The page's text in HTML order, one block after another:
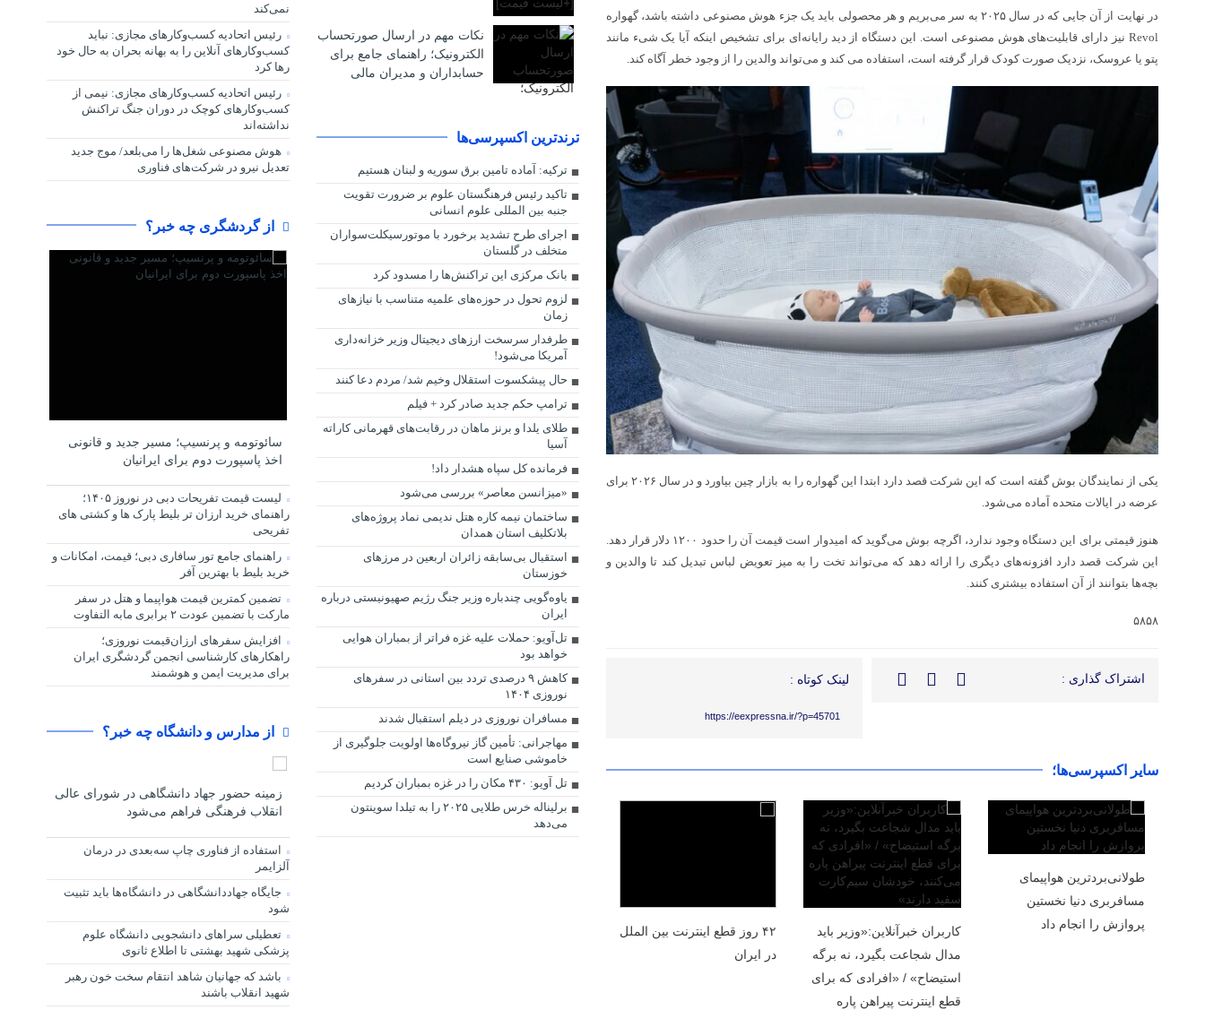
در نهایت از آن جایی که در سال ۲۰۲۵ به سر می‌بریم و هر محصولی باید یک جزء هوش مصنوعی داشته باشد، گهواره
Revol نیز دارای قابلیت‌های هوش مصنوعی است. این دستگاه از دید رایانه‌ای برای تشخیص اینکه آیا یک شیء مانند
پتو یا عروسک، نزدیک صورت کودک قرار گرفته است، استفاده می کند و می‌تواند والدین را از وجود خطر آگاه کند.
یکی از نمایندگان بوش گفته است که این شرکت قصد دارد ابتدا این گهواره را به بازار چین بیاورد و در سال ۲۰۲۶ برای
عرضه در ایالات متحده آماده می‌شود.
هنوز قیمتی برای این دستگاه وجود ندارد، اگرچه بوش می‌گوید که امیدوار است قیمت آن را حدود ۱۲۰۰ دلار قرار دهد.
این شرکت قصد دارد افزونه‌های دیگری را ارائه دهد که می‌تواند تخت را به میز تعویض لباس تبدیل کند تا والدین و
بچه‌ها بتوانند از آن استفاده بیشتری کنند.
۵۸۵۸
اشتراک گذاری : لینک کوتاه :
https://eexpressna.ir/?p=45701
سایر اکسپرسی‌ها؛
طولانی‌بردترین هواپیمای
مسافربری دنیا نخستین
پروازش را انجام داد
کاربران خبرآنلاین:«وزیر باید
مدال شجاعت بگیرد، نه برگه
استیضاح» / «افرادی که برای
قطع اینترنت پیراهن پاره
۴۲ روز قطع اینترنت بین الملل
در ایران
نکات مهم در ارسال صورتحساب
الکترونیک؛ راهنمای جامع برای
حسابداران و مدیران مالی
ترندترین اکسپرسی‌ها
ترکیه: آماده تامین برق سوریه و لبنان هستیم
تاکید رئیس فرهنگستان علوم بر ضرورت تقویت
جنبه بین المللی علوم انسانی
اجرای طرح تشدید برخورد با موتورسیکلت‌سواران
متخلف در گلستان
بانک مرکزی این تراکنش‌ها را مسدود کرد
لزوم تحول در حوزه‌های علمیه متناسب با نیازهای
زمان
طرفدار سرسخت ارزهای دیجیتال وزیر خزانه‌داری
آمریکا می‌شود!
حال پیشکسوت استقلال وخیم شد/ مردم دعا کنند
ترامپ حکم جدید صادر کرد + فیلم
طلای یلدا و برنز ماهان در رقابت‌های قهرمانی کاراته
آسیا
فرمانده کل سپاه هشدار داد!
«میزانسن معاصر» بررسی می‌شود
ساختمان نیمه کاره هتل ندیمی نماد پروژه‌های
بلاتکلیف استان همدان
استقبال بی‌سابقه زائران اربعین در مرزهای
خوزستان
یاوه‌گویی چندباره وزیر جنگ رژیم صهیونیستی درباره
ایران
تل‌آویو: حملات علیه غزه فراتر از بمباران هوایی
خواهد بود
کاهش ۹ درصدی تردد بین استانی در سفرهای
نوروزی ۱۴۰۴
مسافران نوروزی در دیلم استقبال شدند
مهاجرانی: تأمین گاز نیروگاه‌ها اولویت جلوگیری از
خاموشی صنایع است
تل آویو: ۴۳۰ مکان را در غزه بمباران کردیم
برلیناله خرس طلایی ۲۰۲۵ را به تیلدا سوینتون
می‌دهد
نمی‌کند
رئیس اتحادیه کسب‌وکارهای مجازی: نباید
کسب‌وکارهای آنلاین را به بهانه بحران به حال خود
رها کرد
رئیس اتحادیه کسب‌وکارهای مجازی: نیمی از
کسب‌وکارهای کوچک در دوران جنگ‌ تراکنش
نداشته‌اند
هوش مصنوعی شغل‌ها را می‌بلعد/ موج جدید
تعدیل نیرو در شرکت‌های فناوری
از گردشگری چه خبر؟
سائوتومه و پرنسیپ؛ مسیر جدید و قانونی
اخذ پاسپورت دوم برای ایرانیان
لیست قیمت تفریحات دبی در نوروز ۱۴۰۵؛
راهنمای خرید ارزان تر بلیط پارک ها و کشتی های
تفریحی
راهنمای جامع تور سافاری دبی؛ قیمت، امکانات و
خرید بلیط با بهترین آفر
تضمین کمترین قیمت هواپیما و هتل در سفر
مارکت با تضمین عودت ۲ برابری مابه التفاوت
افزایش سفرهای ارزان‌قیمت نوروزی؛
راهکارهای کارشناسی انجمن گردشگری ایران
برای مدیریت ایمن و هوشمند
از مدارس و دانشگاه چه خبر؟
زمینه حضور جهاد دانشگاهی در شورای عالی
انقلاب فرهنگی فراهم می‌شود
استفاده از فناوری چاپ سه‌بعدی در درمان
آلزایمر
جایگاه جهاددانشگاهی در دانشگاه‌ها باید تثبیت
شود
تعطیلی سراهای دانشجویی دانشگاه علوم
پزشکی شهید بهشتی تا اطلاع ثانوی
باشد که جهانیان شاهد انتقام سخت خون رهبر
شهید انقلاب باشند